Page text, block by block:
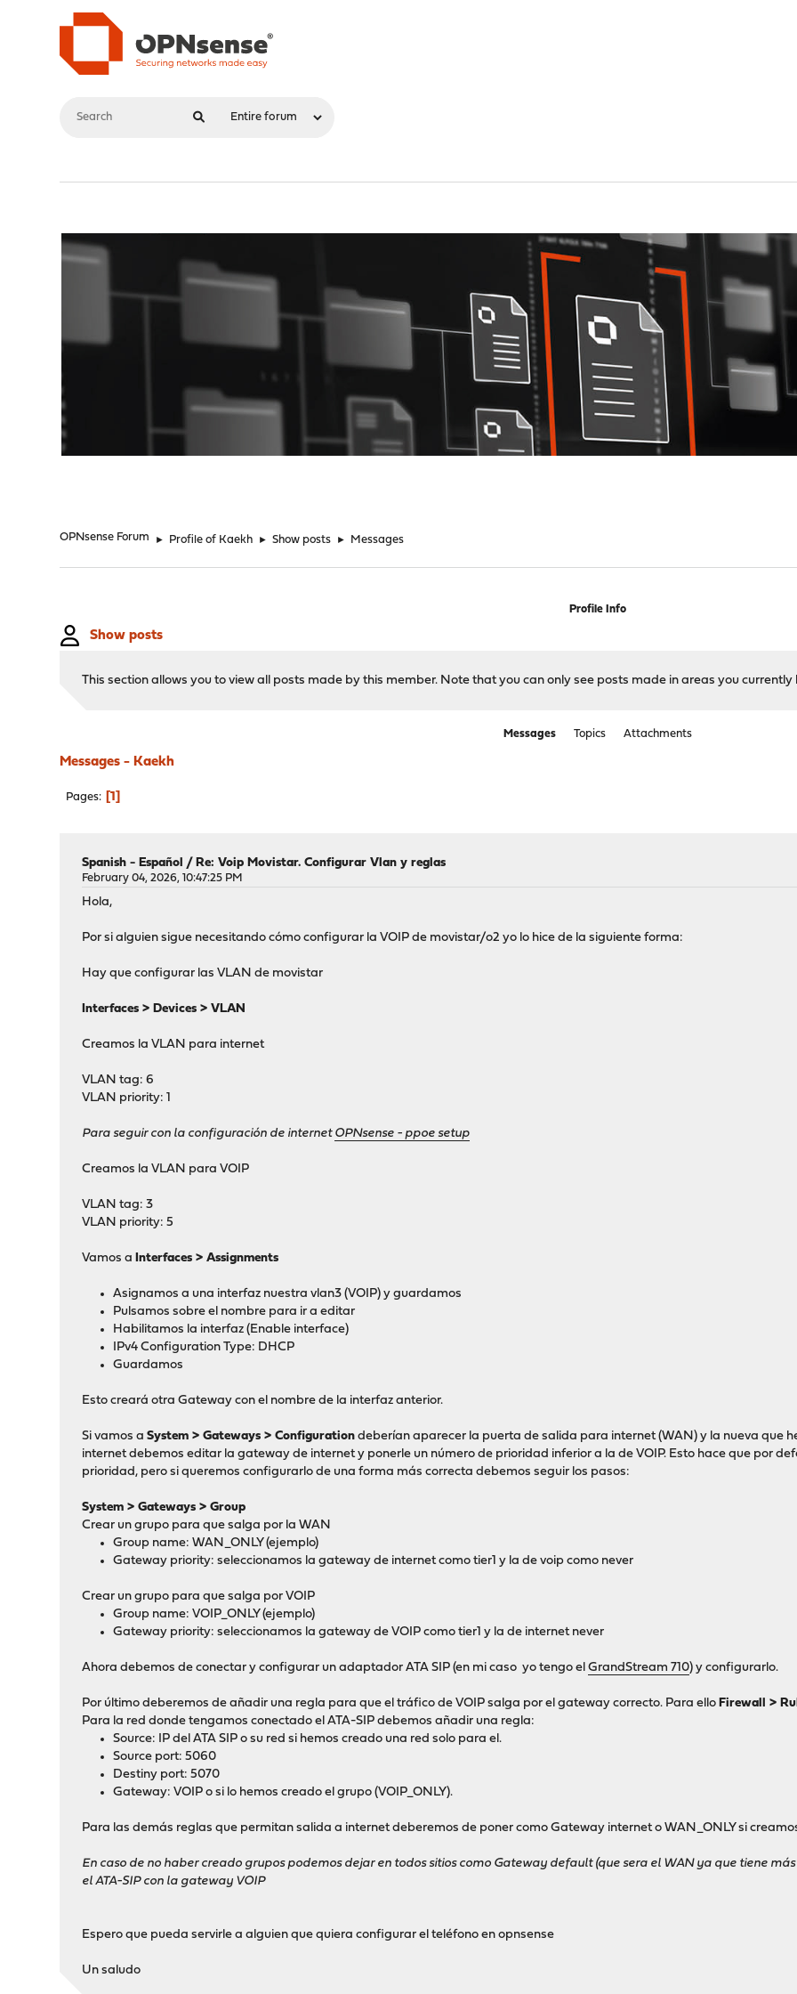
OPNsense Forum ► Profile of Kaekh ► Show posts ► Messages
Profile Info
Show posts
This section allows you to view all posts made by this member. Note that you can only see posts made in areas you currently
Messages Topics Attachments
Messages - Kaekh
Pages 1
Spanish - Español /Re: Voip Movistar. Configurar Vlan y reglas
February 04, 2026, 10:47:25 PM
Hola,
Por si alguien sigue necesitando cómo configurar la VOIP de movistar/o2 yo lo hice de la siguiente forma:
Hay que configurar las VLAN de movistar
Interfaces > Devices > VLAN
Creamos la VLAN para internet
VLAN tag: 6
VLAN priority: 1
Para seguir con la configuración de internet OPNsense - ppoe setup
Creamos la VLAN para VOIP
VLAN tag: 3
VLAN priority: 5
Vamos aInterfaces > Assignments
Asignamos a una interfaz nuestra vlan3 (VOIP) y guardamos
Pulsamos sobre el nombre para ir a editar
Habilitamos la interfaz (Enable interface)
IPv4 Configuration Type: DHCP
Guardamos
Esto creará otra Gateway con el nombre de la interfaz anterior.
Si vamos aSystem > Gateways > Configuration deberían aparecer la puerta de salida para internet (WAN) y la nueva que
internet debemos editar la gateway de internet y ponerle un número de prioridad inferior a la de VOIP. Esto hace que por
prioridad, pero si queremos configurarlo de una forma más correcta debemos seguir los pasos:
System > Gateways > Group
Crear un grupo para que salga por la WAN
Group name: WAN_ONLY (ejemplo)
Gateway priority: seleccionamos la gateway de internet como tier1 y la de voip como never
Crear un grupo para que salga por VOIP
Group name: VOIP_ONLY (ejemplo)
Gateway priority: seleccionamos la gateway de VOIP como tier1 y la de internet never
Ahora debemos de conectar y configurar un adaptador ATA SIP (en mi caso yo tengo elGrandStream 710) y configurarlo.
Por último deberemos de añadir una regla para que el tráfico de VOIP salga por el gateway correcto. Para elloFirewall >
Para la red donde tengamos conectado el ATA-SIP debemos añadir una regla:
Source: IP del ATA SIP o su red si hemos creado una red solo para el.
Source port: 5060
Destiny port: 5070
Gateway: VOIP o si lo hemos creado el grupo (VOIP_ONLY).
Para las demás reglas que permitan salida a internet deberemos de poner como Gateway internet o WAN_ONLY si
En caso de no haber creado grupos podemos dejar en todos sitios como Gateway default (que sera el WAN ya que tiene
el ATA-SIP con la gateway VOIP
Espero que pueda servirle a alguien que quiera configurar el teléfono en opnsense
Un saludo